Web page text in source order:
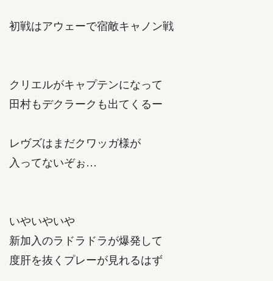
初戦はアウェーで宿敵キャノン戦
クリエルがキャプテンになって
田村もデクラークも出てくるー
レヴズはまだクワッガ様が
入ってないぞぉ…
いやいやいや
新加入のラドラドラが爆発して
度肝を抜くプレーが見れるはず